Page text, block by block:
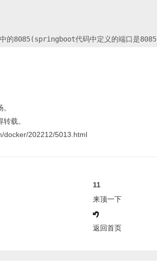
载。
docker/202212/5013.html
11
来顶一下
返回首页